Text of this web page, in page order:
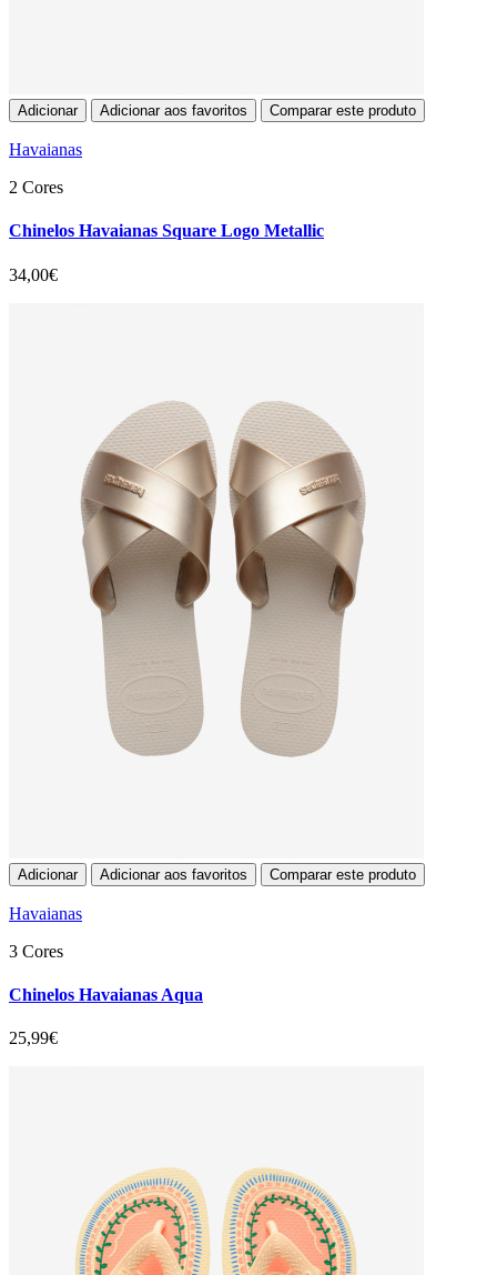
Adicionar Adicionar aos favoritos Comparar este produto
Havaianas
2 Cores
Chinelos Havaianas Square Logo Metallic
34,00€
Adicionar Adicionar aos favoritos Comparar este produto
Havaianas
3 Cores
Chinelos Havaianas Aqua
25,99€